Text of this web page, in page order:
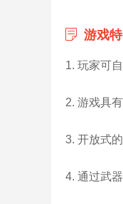
游戏
1. 玩家可
2. 游戏具
3. 开放式
4. 通过武